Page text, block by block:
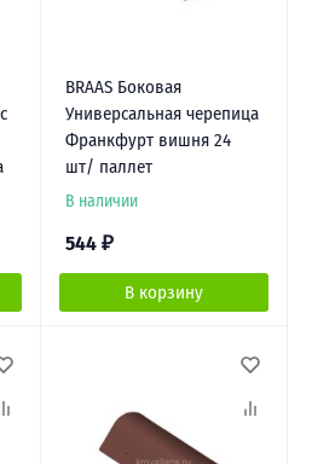
BRAAS Боковая
Универсальная черепица
Франкфурт вишня 24
шт/ паллет
В наличии
544 ₽
В корзину